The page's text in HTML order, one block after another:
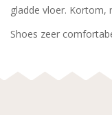
gladde vloer. Kortom,
Shoes zeer